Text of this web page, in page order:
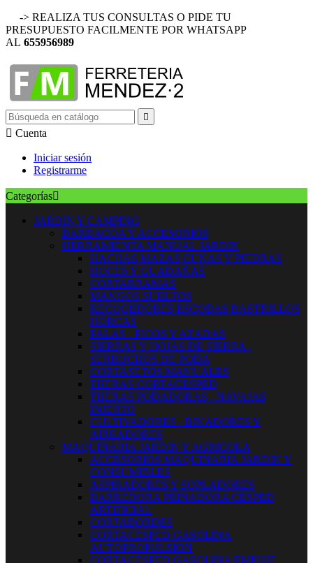
-> REALIZA TUS CONSULTAS O PIDE TU
PRESUPUESTO FACILMENTE POR WHATSAPP
AL 655956989

 Cuenta
Iniciar sesión
Registrarme
Categorías
JARDIN Y CAMPING
BARBACOA Y ACCESORIOS
HERRAMIENTA MANUAL JARDIN
HACHAS MAZAS CUÑAS Y PIEDRAS
HOCES Y GUADAÑAS
CORTARRAMAS
MANGOS SUELTOS
RECOGEDORES ESCOBAS RASTRILLOS
HORCAS
PALAS - PICOS Y AZADAS
SIERRAS Y HOJAS DE SIERRA -
SERRUCHOS DE PODA
CORTASETOS MANUALES
TIJERAS CORTACESPED
TIJERAS PODADORAS - NAVAJAS
INJERTO
CULTIVADORES - BINADORES Y
AIREADORES
MAQUINARIA JARDIN Y AGRICOLA
ACCESORIOS MAQUINARIA JARDIN Y
CONSUMIBLES
ASPIRADORES Y SOPLADORES
BARREDORA PEINADORA CESPED
ARTIFICIAL
CORTABORDES
CORTACESPED GASOLINA
AUTOPROPULSION
CORTACESPED GASOLINA EMPUJE